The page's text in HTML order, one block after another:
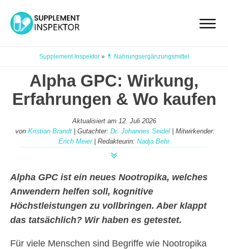
Supplement Inspektor» 💊 Nahrungsergänzungsmittel
Alpha GPC: Wirkung,
Erfahrungen & Wo kaufen
Aktualisiert am 12. Juli 2026
von Kristian Brandt | Gutachter: Dr. Johannes Seidel | Mitwirkender:
Erich Meier| Redakteurin: Nadja Behr
Alpha GPC ist ein neues Nootropika, welches
Anwendern helfen soll, kognitive
Höchstleistungen zu vollbringen. Aber klappt
das tatsächlich? Wir haben es getestet.
Für viele Menschen sind Begriffe wie Nootropika